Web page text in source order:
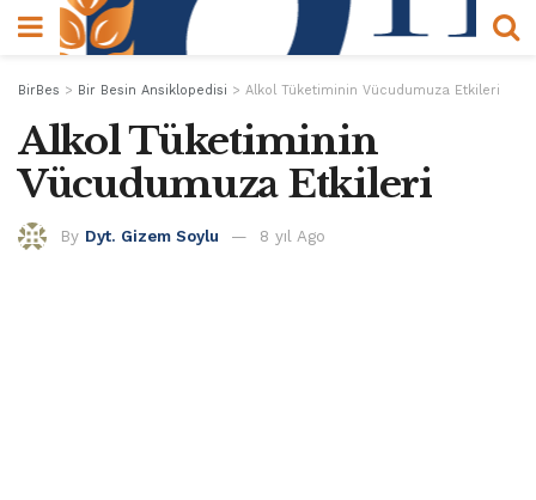
BirBes > Bir Besin Ansiklopedisi > Alkol Tüketiminin Vücudumuza Etkileri
Alkol Tüketiminin
Vücudumuza Etkileri
By Dyt. Gizem Soylu 8 yıl Ago